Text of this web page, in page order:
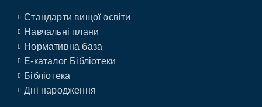
Стандарти вищої освіти
Навчальні плани
Нормативна база
E-каталог Бібліотеки
Бібліотека
Дні народження